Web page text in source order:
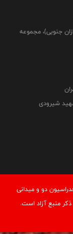
جنوبی)، مجموعه
شیرودی
دو و میدانی
منبع آزاد است.